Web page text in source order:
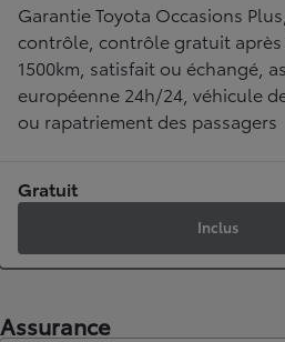
Garantie Toyota Occasions
contrôle, contrôle gratuit après
1500km, satisfait ou échangé,
européenne 24h/24, véhicule
ou rapatriement des passagers
Gratuit
Inclus
Assurance